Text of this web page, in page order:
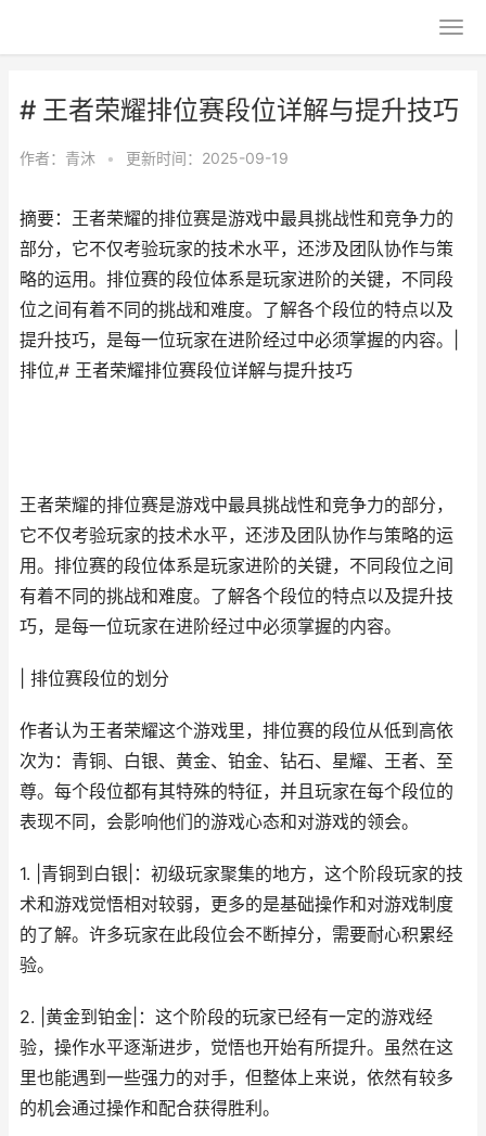
# 王者荣耀排位赛段位详解与提升技巧
作者： 青沐 • 更新时间：2025-09-19
摘要：王者荣耀的排位赛是游戏中最具挑战性和竞争力的
部分，它不仅考验玩家的技术水平，还涉及团队协作与策
略的运用。排位赛的段位体系是玩家进阶的关键，不同段
位之间有着不同的挑战和难度。了解各个段位的特点以及
提升技巧，是每一位玩家在进阶经过中必须掌握的内容。|
排位,# 王者荣耀排位赛段位详解与提升技巧
王者荣耀的排位赛是游戏中最具挑战性和竞争力的部分，
它不仅考验玩家的技术水平，还涉及团队协作与策略的运
用。排位赛的段位体系是玩家进阶的关键，不同段位之间
有着不同的挑战和难度。了解各个段位的特点以及提升技
巧，是每一位玩家在进阶经过中必须掌握的内容。
| 排位赛段位的划分
作者认为王者荣耀这个游戏里，排位赛的段位从低到高依
次为：青铜、白银、黄金、铂金、钻石、星耀、王者、至
尊。每个段位都有其特殊的特征，并且玩家在每个段位的
表现不同，会影响他们的游戏心态和对游戏的领会。
1. |青铜到白银|：初级玩家聚集的地方，这个阶段玩家的技
术和游戏觉悟相对较弱，更多的是基础操作和对游戏制度
的了解。许多玩家在此段位会不断掉分，需要耐心积累经
验。
2. |黄金到铂金|：这个阶段的玩家已经有一定的游戏经
验，操作水平逐渐进步，觉悟也开始有所提升。虽然在这
里也能遇到一些强力的对手，但整体上来说，依然有较多
的机会通过操作和配合获得胜利。